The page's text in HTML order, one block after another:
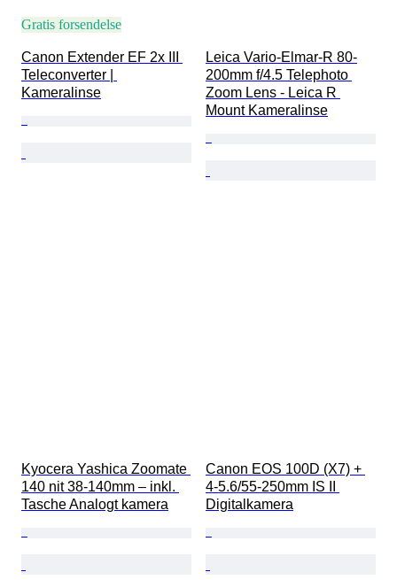
Gratis forsendelse
Canon Extender EF 2x III
Teleconverter |
Kameralinse
Leica Vario-Elmar-R 80-
200mm f/4.5 Telephoto
Zoom Lens - Leica R
Mount Kameralinse
Kyocera Yashica Zoomate
140 nit 38-140mm – inkl.
Tasche Analogt kamera
Canon EOS 100D (X7) +
4-5.6/55-250mm IS II
Digitalkamera